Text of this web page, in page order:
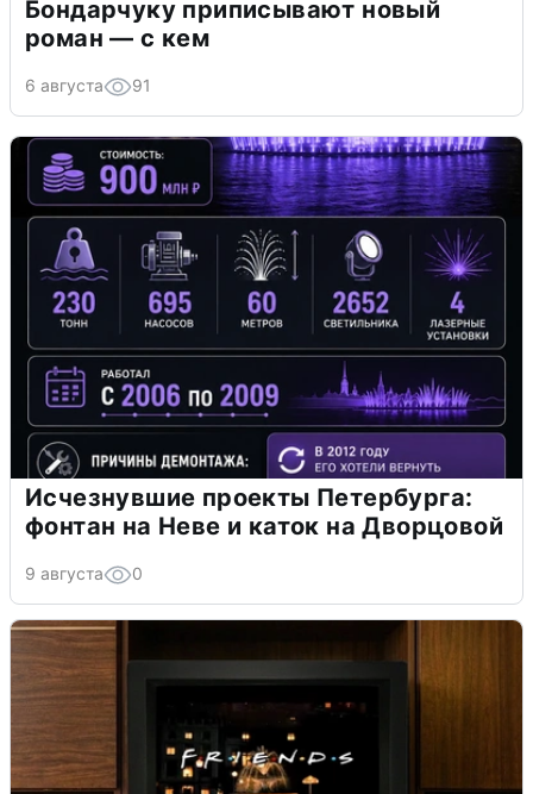
Бондарчуку приписывают новый
роман — с кем
6 августа 91
Исчезнувшие проекты Петербурга:
фонтан на Неве и каток на Дворцовой
9 августа 0